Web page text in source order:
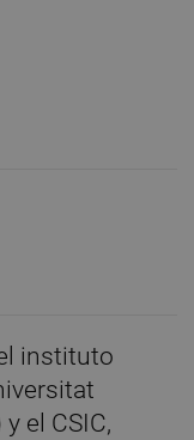
instituto
el CSIC,